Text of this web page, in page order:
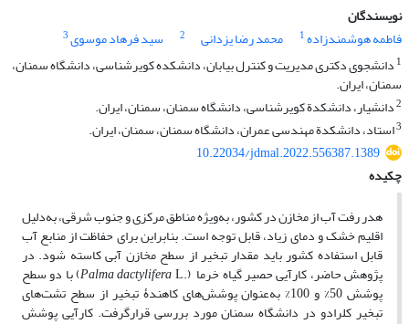
نویسندگان
فاطمه هوشمندزاده1 محمد رضا یزدانی 2 سید فرهاد موسوی3
1 دانشجوی دکتری مدیریت و کنترل بیابان، دانشکده کویرشناسی، دانشگاه سمنان،
سمنان، ایران.
2دانشیار، دانشکدة کویرشناسی، دانشگاه سمنان، سمنان، ایران.
3استاد، دانشکدة مهندسی عمران، دانشگاه سمنان، سمنان، ایران.
10.22034/jdmal.2022.556387.1389
چکیده
هدر رفت آب از مخازن در کشور، به‌ویژه مناطق مرکزی و جنوب شرقی، به‌­دلیل
اقلیم خشک و دمای زیاد، قابل توجه است. بنابراین برای حفاظت از منابع آب
قابل استفاده کشور باید مقدار تبخیر از سطح مخازن آبی کاسته شود. در
پژوهش حاضر، کارآیی حصیر گیاه خرما (. Palma dactyliferaL) با دو سطح
پوشش 50% و 100% به­‌عنوان پوشش­‌های کاهندۀ تبخیر از سطح تشت‌­های
تبخیر کلرادو در دانشگاه سمنان مورد بررسی قرارگرفت. کارآیی پوشش­‌